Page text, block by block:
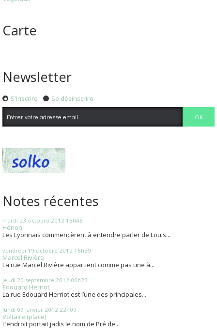
Carte
Newsletter
S'inscrire Se désinscrire
Notes récentes
mardi 23 octobre 2012 18h48
Hénon
Les Lyonnais commencèrent à entendre parler de Louis...
vendredi 19 octobre 2012 16h39
Marcel Rivière
La rue Marcel Rivière appartient comme pas une à...
jeudi 20 septembre 2012 00h23
Edouard Herriot
La rue Edouard Herriot est l’une des principales...
lundi 09 janvier 2012 22h09
Voltaire (place)
L’endroit portait jadis le nom de Pré de...